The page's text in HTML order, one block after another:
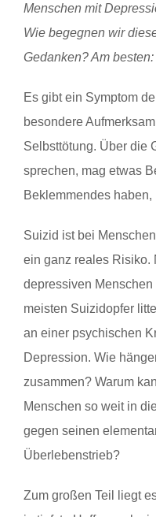
Menschen mit
Wie begegnen wir
Gedanken? Am
Es gibt ein Symptom
besondere
Selbsttötung. Über die
sprechen, mag etwas
Beklemmendes
Suizid ist bei
ein ganz reales Risiko.
depressiven
meisten Suizidopfer
an einer psychischen
Depression. Wie
zusammen? Warum
Menschen so weit in
gegen seinen
Überlebenstrieb?
Zum großen Teil liegt